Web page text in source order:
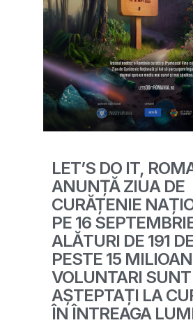
LET’S DO IT,
ANUNȚĂ ZIUA DE
CURĂȚENIE
PE 16
ALĂTURI DE 191
PESTE 15
VOLUNTARI SUNT
AȘTEPTAȚI LA
ÎN ÎNTREAGA